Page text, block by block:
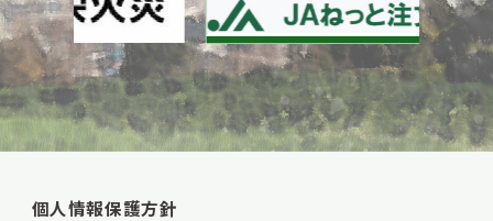
個人情報保護方針